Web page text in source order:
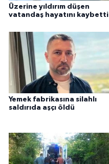
Üzerine yıldırım düşen
vatandaş hayatını kaybetti
Yemek fabrikasına silahlı
saldırıda aşçı öldü